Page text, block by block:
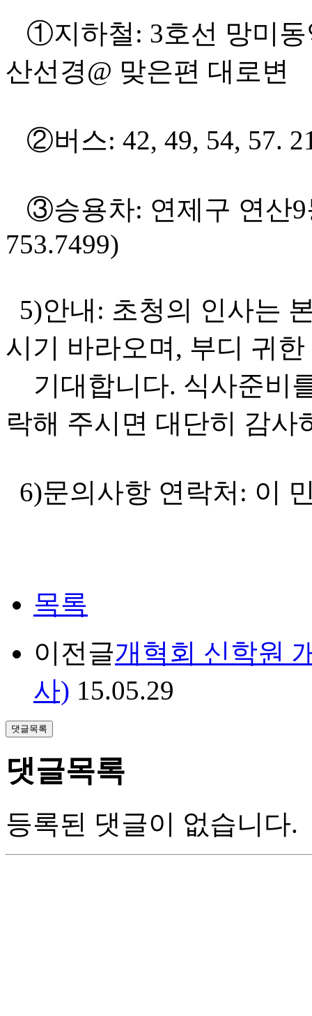
①지하철: 3호선 망미동
산선경@ 맞은편 대로변
②버스: 42, 49, 54, 57.
③승용차: 연제구 연산9
753.7499)
5)안내: 초청의 인사는
시기 바라오며, 부디 귀
기대합니다. 식사준비
락해 주시면 대단히 감사
6)문의사항 연락처: 이
목록
이전글개혁회 신학원
사) 15.05.29
댓글목록
댓글목록
등록된 댓글이 없습니다.